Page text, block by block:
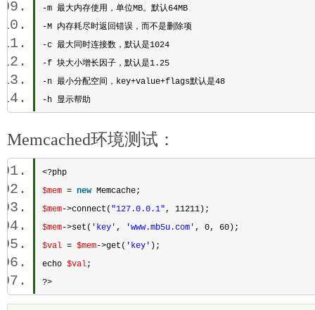
-m 最大内存使用，单位MB。默认64MB
-M 内存耗尽时返回错误，而不是删除项
-c 最大同时连接数，默认是1024
-f 块大小增长因子，默认是1.25
-n 最小分配空间，key+value+flags默认是48
-h 显示帮助
Memcached环境测试：
<?php
$mem = new Memcache;
$mem->connect( "127.0.0.1", 11211);
$mem->set( 'key' , 'www.mb5u.com' , 0, 60);
$val = $mem->get( 'key' );
echo $val;
?>